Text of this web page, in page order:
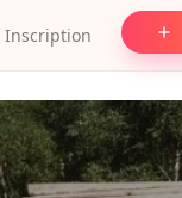
Inscription